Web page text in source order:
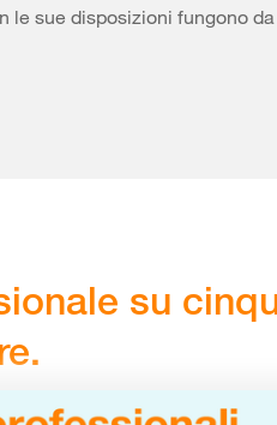
le sue disposizioni fungono
su